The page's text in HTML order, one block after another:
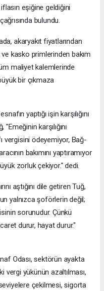
eşiğine geldiğini
bulundu.
akaryakıt fiyatlarından
kasko primlerinden bakım
maliyet kalemlerinde
bir çıkmaza
yaptığı işin karşılığını
karşılığını
vergisini ödeyemiyor, Bağ-
bakımını yaptıramıyor
zorluk çekiyor." dedi.
aştığını dile getiren Tuğ,
yalnızca şoförlerin değil;
sorunudur. Çünkü
durur, hayat durur."
Odası, sektörün ayakta
vergi yükünün azaltılması,
çekilmesi, sigorta